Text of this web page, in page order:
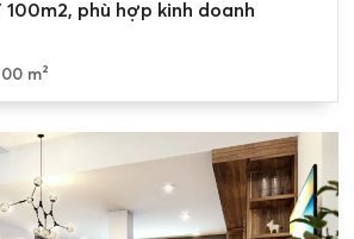
phù hợp kinh doanh
m²